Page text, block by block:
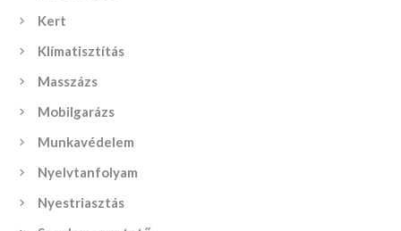
Kert
Klímatisztítás
Masszázs
Mobilgarázs
Munkavédelem
Nyelvtanfolyam
Nyestriasztás